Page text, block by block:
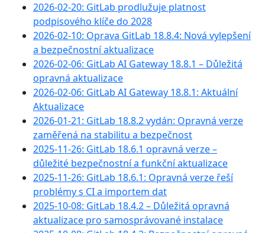
2026-02-20: GitLab prodlužuje platnost
podpisového klíče do 2028
2026-02-10: Oprava GitLab 18.8.4: Nová vylepšení
a bezpečnostní aktualizace
2026-02-06: GitLab AI Gateway 18.8.1 – Důležitá
opravná aktualizace
2026-02-06: GitLab AI Gateway 18.8.1: Aktuální
Aktualizace
2026-01-21: GitLab 18.8.2 vydán: Opravná verze
zaměřená na stabilitu a bezpečnost
2025-11-26: GitLab 18.6.1 opravná verze –
důležité bezpečnostní a funkční aktualizace
2025-11-26: GitLab 18.6.1: Opravná verze řeší
problémy s CI a importem dat
2025-10-08: GitLab 18.4.2 – Důležitá opravná
aktualizace pro samosprávované instalace